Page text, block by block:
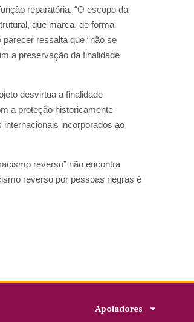
reparatória. “O escopo da
que marca, de forma
ressalta que “não se
a preservação da finalidade
desvirtua a finalidade
a proteção historicamente
incorporados ao
reverso” não encontra
reverso por pessoas negras é
Apoiadores